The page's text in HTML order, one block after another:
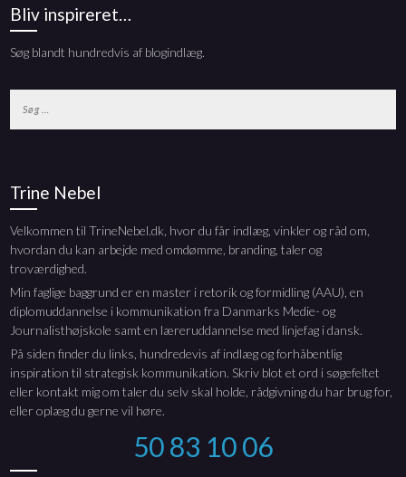
Bliv inspireret…
Søg blandt hundredvis af blogindlæg.
efter:
Trine Nebel
Velkommen til TrineNebel.dk, hvor du får indlæg, vinkler og råd om,
hvordan du kan arbejde med omdømme, branding, taler og
troværdighed.
Min faglige baggrund er en master i retorik og formidling (AAU), en
diplomuddannelse i kommunikation fra Danmarks Medie- og
Journalisthøjskole samt en læreruddannelse med linjefag i dansk.
På siden finder du links, hundredevis af indlæg og forhåbentlig
inspiration til strategisk kommunikation. Skriv blot et ord i søgefeltet
eller kontakt mig om taler du selv skal holde, rådgivning du har brug for,
eller oplæg du gerne vil høre.
50 83 10 06